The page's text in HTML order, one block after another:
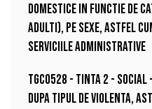
domestice in functie de
adulti), pe sexe, astfel
serviciile administrative
TGC0528 - Tinta 2 -
dupa tipul de violenta,